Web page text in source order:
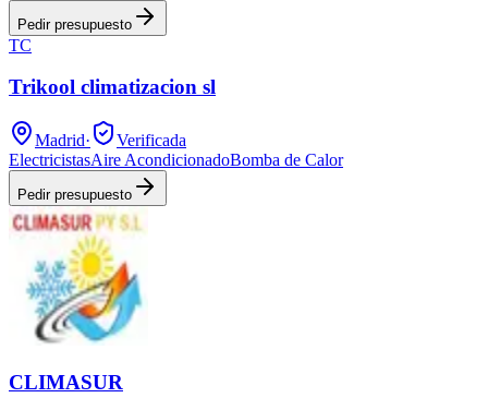
Pedir presupuesto
TC
Trikool climatizacion sl
Madrid·
Verificada
ElectricistasAire AcondicionadoBomba de Calor
Pedir presupuesto
CLIMASUR